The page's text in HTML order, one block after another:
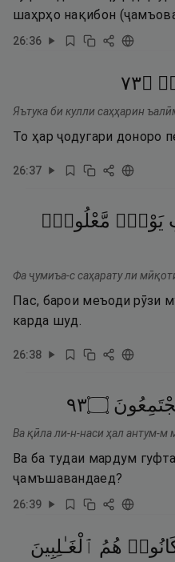
шаҳрҳо нақибон
26:36
۝٣٧
Яътука би кулли саҳҳарин
То ҳар ҷодугари доноро
26:37
يَوْمٍۢ مَّعْلُومٍۢ
Фа ҷумиъа-с саҳарату ли
Пас, барои меъоди рӯзи
карда шуд.
26:38
۝٣٩
Ва қӣла ли-н-наси ҳал антум-м
Ва ба тудаи мардум
ҷамъшавандаед?
26:39
هُمُ ٱلْغَـٰلِبِينَ